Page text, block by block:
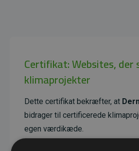
Certifikat: Websites,
klimaprojekter
Dette certifikat bekræfter, at
bidrager til certificerede
egen værdikæde.